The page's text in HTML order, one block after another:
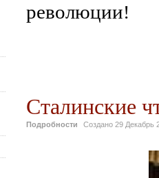
революции!
Сталинские
Подробности Создано 29 Декабрь